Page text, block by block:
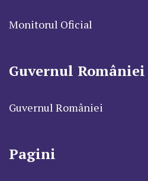
Monitorul Oficial
Guvernul României
Guvernul României
Pagini